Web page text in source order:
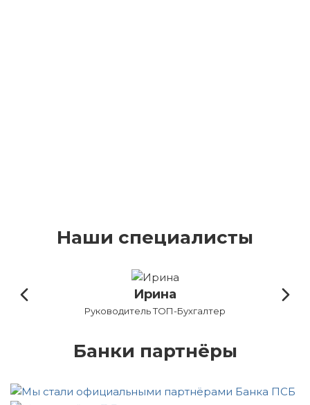
Наши специалисты
Ирина
Руководитель ТОП-Бухгалтер
Банки партнёры